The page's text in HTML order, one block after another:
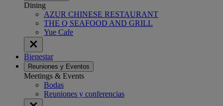
Dining
AZUR CHINESE RESTAURANT
THE Q SEAFOOD AND GRILL
Yue Cafe
Bienestar
Reuniones y Eventos
Meetings & Events
Bodas
Reuniones y conferencias